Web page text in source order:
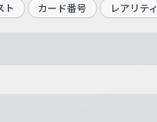
ト カード番号 レアリティ